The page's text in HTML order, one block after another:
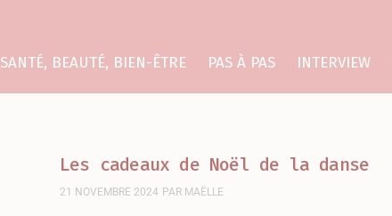
SANTÉ, BEAUTÉ, BIEN-ÊTRE PAS À PAS INTERVIEW
Les cadeaux de Noël de la danse
21 NOVEMBRE 2024 PAR MAËLLE